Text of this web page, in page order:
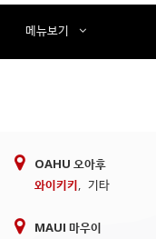
메뉴보기
OAHU 오아후
와이키키, 기타
MAUI 마우이